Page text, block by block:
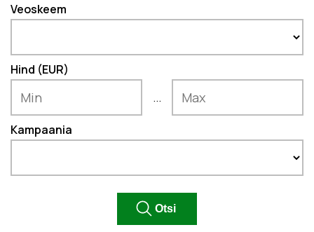
Veoskeem
Hind (EUR)
...
Kampaania